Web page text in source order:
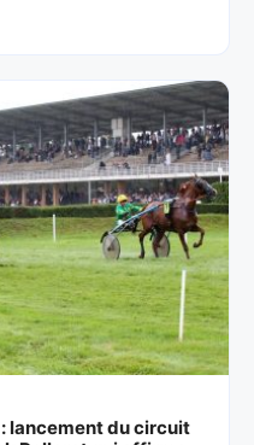
lancement du circuit